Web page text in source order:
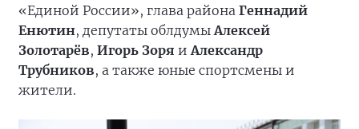
«Единой России», глава района Геннадий
Енютин, депутаты облдумыАлексей
Золотарёв, Игорь Зоря иАлександр
Трубников, а также юные спортсмены и
жители.